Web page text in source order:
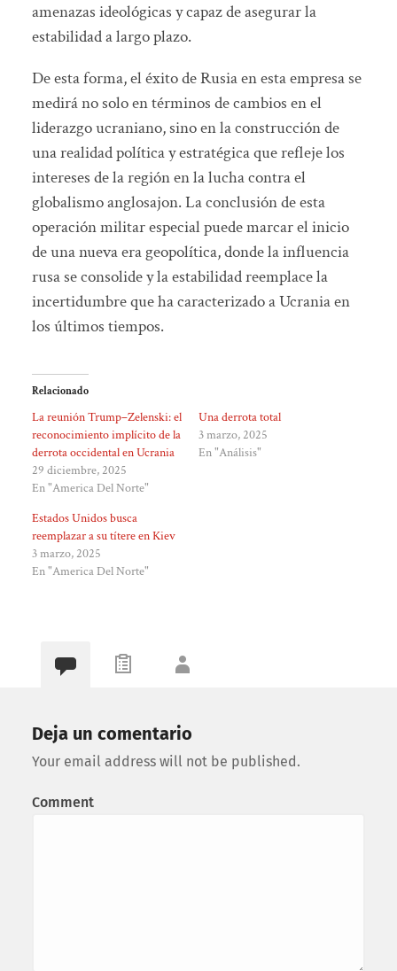
amenazas ideológicas y capaz de asegurar la
estabilidad a largo plazo.
De esta forma, el éxito de Rusia en esta empresa se
medirá no solo en términos de cambios en el
liderazgo ucraniano, sino en la construcción de
una realidad política y estratégica que refleje los
intereses de la región en la lucha contra el
globalismo anglosajon. La conclusión de esta
operación militar especial puede marcar el inicio
de una nueva era geopolítica, donde la influencia
rusa se consolide y la estabilidad reemplace la
incertidumbre que ha caracterizado a Ucrania en
los últimos tiempos.
Relacionado
La reunión Trump–Zelenski: el
reconocimiento implícito de la
derrota occidental en Ucrania
29 diciembre, 2025
En "America Del Norte"
Una derrota total
3 marzo, 2025
En "Análisis"
Estados Unidos busca
reemplazar a su títere en Kiev
3 marzo, 2025
En "America Del Norte"
Deja un comentario
Your email address will not be published.
Comment